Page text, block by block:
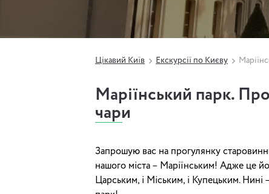
Цікавий Київ Екскурсії по Києву
Маріїнський парк.
чари
Запрошую вас на прогулянку
нашого міста – Маріїнським! Адже це
Царським, і Міським, і Купецьким. Нині